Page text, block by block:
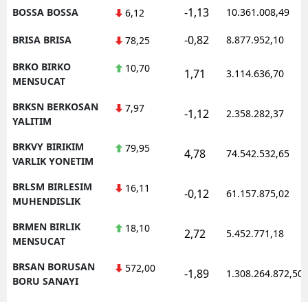
BOSSA BOSSA 6,12 -1,13 10.361.008,49
BRISA BRISA 78,25 -0,82 8.877.952,10
BRKO BIRKO
MENSUCAT
10,70 1,71 3.114.636,70
BRKSN BERKOSAN
YALITIM
7,97 -1,12 2.358.282,37
BRKVY BIRIKIM
VARLIK YONETIM
79,95 4,78 74.542.532,65
BRLSM BIRLESIM
MUHENDISLIK
16,11 -0,12 61.157.875,02
BRMEN BIRLIK
MENSUCAT
18,10 2,72 5.452.771,18
BRSAN BORUSAN
BORU SANAYI
572,00 -1,89 1.308.264.872,50